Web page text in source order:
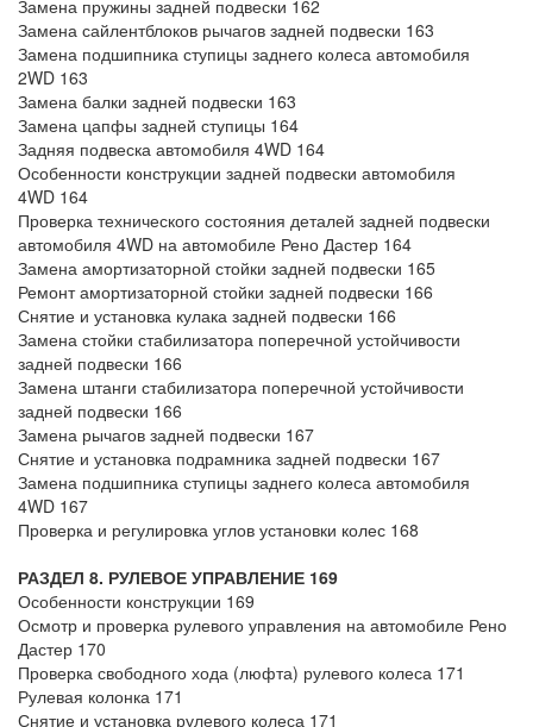
Замена пружины задней подвески 162
Замена сайлентблоков рычагов задней подвески 163
Замена подшипника ступицы заднего колеса автомобиля
2WD 163
Замена балки задней подвески 163
Замена цапфы задней ступицы 164
Задняя подвеска автомобиля 4WD 164
Особенности конструкции задней подвески автомобиля
4WD 164
Проверка технического состояния деталей задней подвески
автомобиля 4WD на автомобиле Рено Дастер 164
Замена амортизаторной стойки задней подвески 165
Ремонт амортизаторной стойки задней подвески 166
Снятие и установка кулака задней подвески 166
Замена стойки стабилизатора поперечной устойчивости
задней подвески 166
Замена штанги стабилизатора поперечной устойчивости
задней подвески 166
Замена рычагов задней подвески 167
Снятие и установка подрамника задней подвески 167
Замена подшипника ступицы заднего колеса автомобиля
4WD 167
Проверка и регулировка углов установки колес 168
РАЗДЕЛ 8. РУЛЕВОЕ УПРАВЛЕНИЕ 169
Особенности конструкции 169
Осмотр и проверка рулевого управления на автомобиле Рено
Дастер 170
Проверка свободного хода (люфта) рулевого колеса 171
Рулевая колонка 171
Снятие и установка рулевого колеса 171